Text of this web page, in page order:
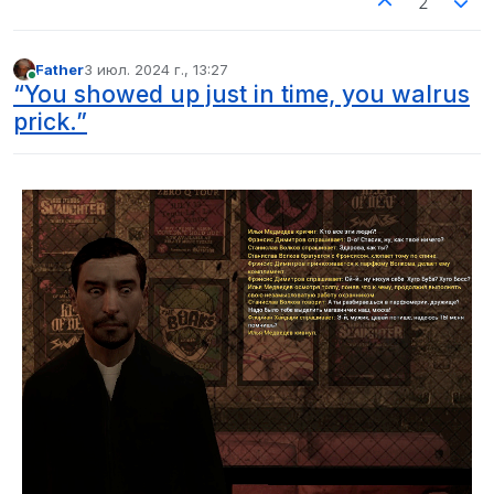
В сети
Father3 июл. 2024 г., 13:27
отредактировано
“You showed up just in time, you walrus
prick.”